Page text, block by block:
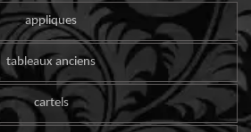
appliques
tableaux anciens
cartels